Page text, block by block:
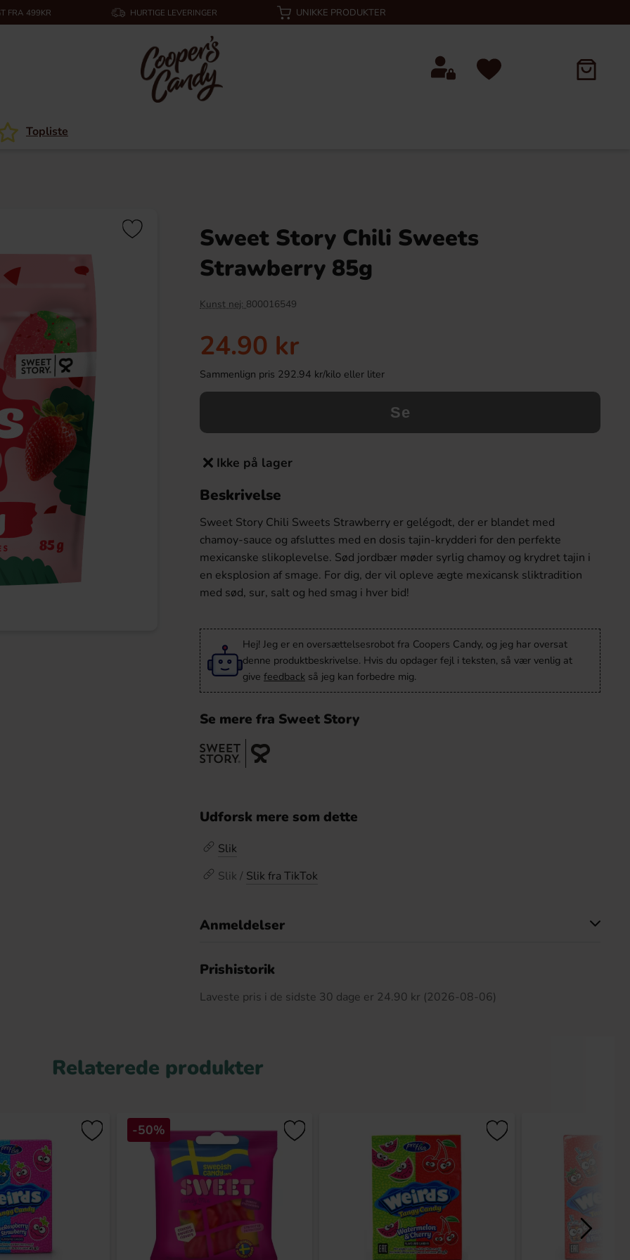
FRA 499KR HURTIGE LEVERINGER UNIKKE PRODUKTER
Topliste
Sweet Story Chili Sweets
Strawberry 85g
Kunst nej: 800016549
24.90 kr
Sammenlign pris 292.94 kr/kilo eller liter
Se
Ikke på lager
Beskrivelse
Sweet Story Chili Sweets Strawberry er gelégodt, der er blandet med
chamoy-sauce og afsluttes med en dosis tajin-krydderi for den perfekte
mexicanske slikoplevelse. Sød jordbær møder syrlig chamoy og krydret tajin i
en eksplosion af smage. For dig, der vil opleve ægte mexicansk sliktradition
med sød, sur, salt og hed smag i hver bid!
Hej! Jeg er en oversættelsesrobot fra Coopers Candy, og jeg har oversat
denne produktbeskrivelse. Hvis du opdager fejl i teksten, så vær venlig at
give feedback så jeg kan forbedre mig.
Se mere fra Sweet Story
Udforsk mere som dette
Slik
Slik / Slik fra TikTok
Anmeldelser
Prishistorik
Laveste pris i de sidste 30 dage er 24.90 kr (2026-08-06)
Relaterede produkter
-50%